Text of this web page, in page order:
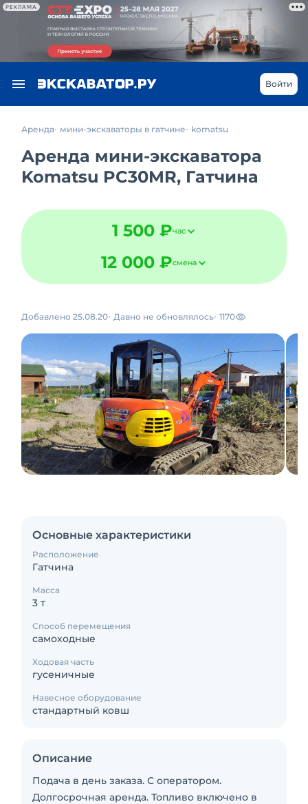
РЕКЛАМА
Войти
Аренда мини-экскаваторы в гатчине komatsu
Аренда мини-экскаватора
Komatsu PC30MR, Гатчина
1 500 ₽час
12 000 ₽смена
Добавлено 25.08.20 Давно не обновлялось 1170
Основные характеристики
Расположение
Гатчина
Масса
3 т
Способ перемещения
самоходные
Ходовая часть
гусеничные
Навесное оборудование
стандартный ковш
Описание
Подача в день заказа. С оператором.
Долгосрочная аренда. Топливо включено в